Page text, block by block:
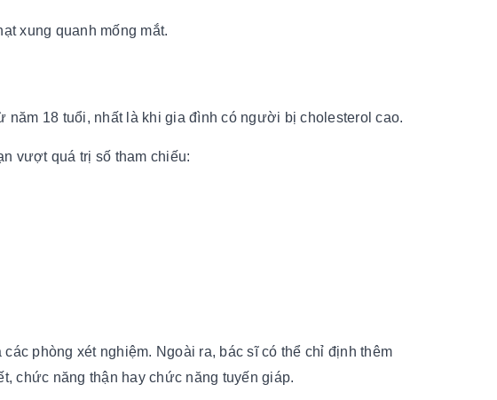
xung quanh mống mắt.
năm 18 tuổi, nhất là khi gia đình có người bị cholesterol cao.
vượt quá trị số tham chiếu:
phòng xét nghiệm. Ngoài ra, bác sĩ có thể chỉ định thêm
chức năng thận hay chức năng tuyến giáp.